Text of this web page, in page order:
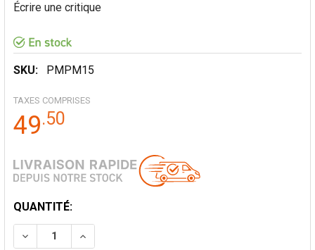
Écrire une critique
SKU: PMPM15
TAXES COMPRISES
49.50
STOCK
ACTUEL:
QUANTITÉ: